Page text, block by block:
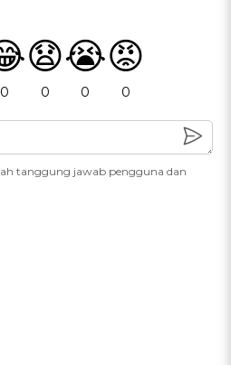
0
😧
0
😭
0
😡
0
tanggung jawab pengguna dan